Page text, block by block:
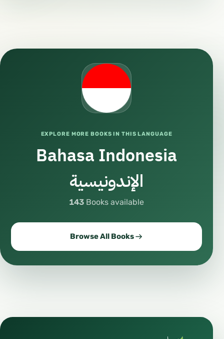
EXPLORE MORE BOOKS IN THIS LANGUAGE
Bahasa Indonesia
الإندونيسية
143 Books available
Browse All Books